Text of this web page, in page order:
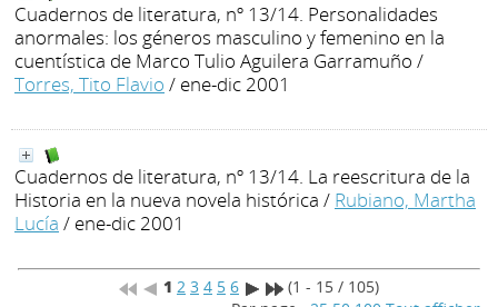
Cuadernos de literatura, nº 13/14. Personalidades
anormales: los géneros masculino y femenino en la
cuentística de Marco Tulio Aguilera Garramuño /
Torres, Tito Flavio / ene-dic 2001
Cuadernos de literatura, nº 13/14. La reescritura de la
Historia en la nueva novela histórica / Rubiano, Martha
Lucía / ene-dic 2001
1 2 3 4 5 6
(1 - 15 / 105)